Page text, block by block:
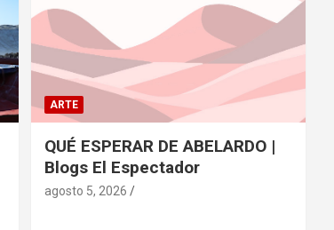
ARTE
QUÉ ESPERAR DE ABELARDO |
Blogs El Espectador
agosto 5, 2026